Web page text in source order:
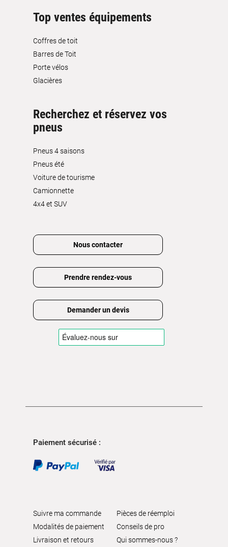
Top ventes équipements
Coffres de toit
Barres de Toit
Porte vélos
Glacières
Recherchez et réservez vos
pneus
Pneus 4 saisons
Pneus été
Voiture de tourisme
Camionnette
4x4 et SUV
Nous contacter
Prendre rendez-vous
Demander un devis
Paiement sécurisé :
Suivre ma commande
Modalités de paiement
Livraison et retours
Pièces de réemploi
Conseils de pro
Qui sommes-nous ?